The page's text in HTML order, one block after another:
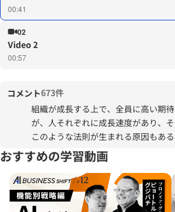
00:41
02
Video 2
00:57
コメント673件
組織が成長する上で、全員に高い期
が、人それぞれに成長速度があり、
このような法則が生まれる原因もあ
あった得意を見つけつつ、成長速度に
ことで、生産性の向上や、離職率の低
た。
この考え方を生かし、できない理由
得意なことを見つけることにフォーカ
おすすめの学習動画